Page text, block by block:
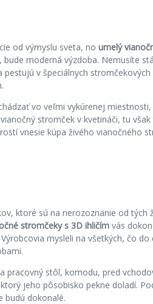
od výmyslu sveta, no umelý
moderná výzdoba. Nemusíte
pestujú v špeciálnych
vo veľmi vykúrenej
stromček v kvetináči, tu
vnesie kúpa živého vianočného
ktoré sú na nerozoznanie od tých
stromčeky s 3D ihličím vás
mysleli na všetkých, čo
stôl, komodu, pred
jeho pôsobisko pekne doladí.
budú dokonalé.